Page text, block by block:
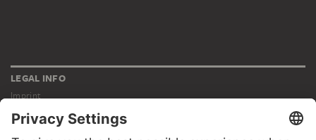
LEGAL INFO
Imprint
Privacy
Copyright © 2026 Städel Museum